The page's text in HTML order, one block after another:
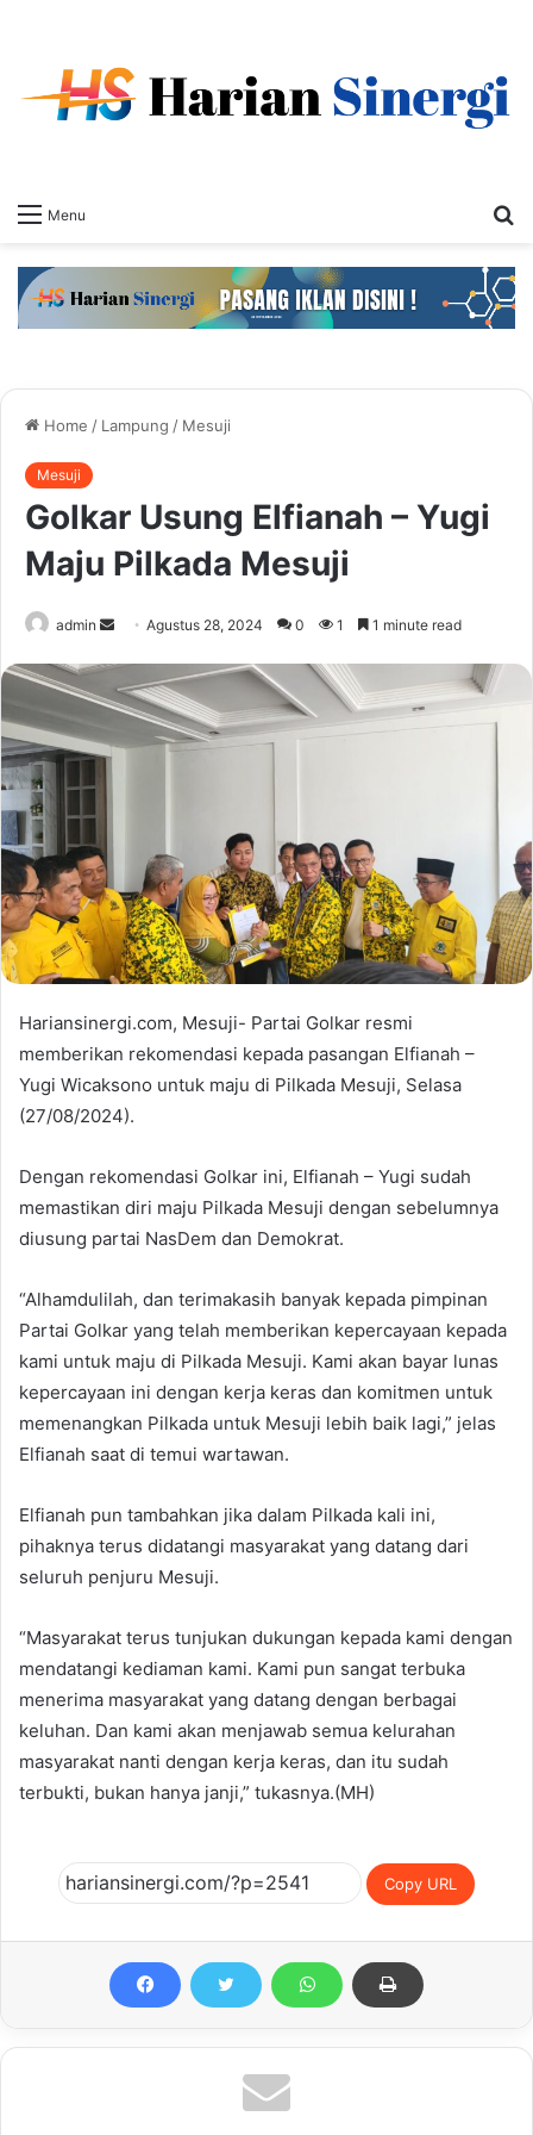
Menu
Home / Lampung / Mesuji
Mesuji
Golkar Usung Elfianah – Yugi
Maju Pilkada Mesuji
admin
Send
email
Agustus 28, 2024 0 1 1 minute read
Hariansinergi.com, Mesuji- Partai Golkar resmi
memberikan rekomendasi kepada pasangan Elfianah –
Yugi Wicaksono untuk maju di Pilkada Mesuji, Selasa
(27/08/2024).
Dengan rekomendasi Golkar ini, Elfianah – Yugi sudah
memastikan diri maju Pilkada Mesuji dengan sebelumnya
diusung partai NasDem dan Demokrat.
“Alhamdulilah, dan terimakasih banyak kepada pimpinan
Partai Golkar yang telah memberikan kepercayaan kepada
kami untuk maju di Pilkada Mesuji. Kami akan bayar lunas
kepercayaan ini dengan kerja keras dan komitmen untuk
memenangkan Pilkada untuk Mesuji lebih baik lagi,” jelas
Elfianah saat di temui wartawan.
Elfianah pun tambahkan jika dalam Pilkada kali ini,
pihaknya terus didatangi masyarakat yang datang dari
seluruh penjuru Mesuji.
“Masyarakat terus tunjukan dukungan kepada kami dengan
mendatangi kediaman kami. Kami pun sangat terbuka
menerima masyarakat yang datang dengan berbagai
keluhan. Dan kami akan menjawab semua kelurahan
masyarakat nanti dengan kerja keras, dan itu sudah
terbukti, bukan hanya janji,” tukasnya.(MH)
Copy URL